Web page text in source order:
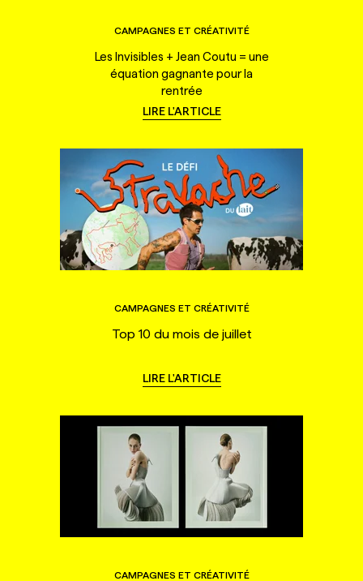
CAMPAGNES ET CRÉATIVITÉ
Les Invisibles + Jean Coutu = une
équation gagnante pour la
rentrée
LIRE L'ARTICLE
CAMPAGNES ET CRÉATIVITÉ
Top 10 du mois de juillet
LIRE L'ARTICLE
CAMPAGNES ET CRÉATIVITÉ